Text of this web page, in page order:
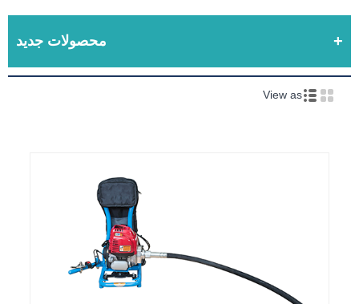
محصولات جدید
View as